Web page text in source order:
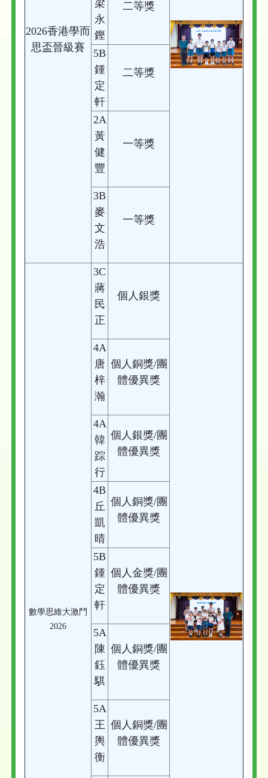
2026香港學而
思盃晉級賽
梁
永
鏗
二等獎
5B
鍾
定
軒
二等獎
2A
黃
健
豐
一等獎
3B
麥
文
浩
一等獎
數學思維大激鬥
2026
3C
蔣
民
正
個人銀獎
4A
唐
梓
瀚
個人銅獎/團
體優異獎
4A
韓
踪
行
個人銀獎/團
體優異獎
4B
丘
凱
晴
個人銅獎/團
體優異獎
5B
鍾
定
軒
個人金獎/團
體優異獎
5A
陳
鈺
騏
個人銅獎/團
體優異獎
5A
王
輿
衡
個人銅獎/團
體優異獎